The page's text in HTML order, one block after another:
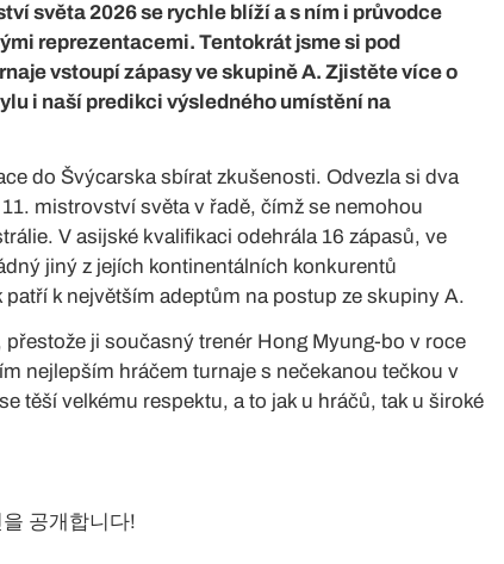
světa 2026 se rychle blíží a s ním i průvodce
reprezentacemi. Tentokrát jsme si pod
vstoupí zápasy ve skupině A. Zjistěte více o
i naší predikci výsledného umístění na
do Švýcarska sbírat zkušenosti. Odvezla si dva
mistrovství světa v řadě, čímž se nemohou
V asijské kvalifikaci odehrála 16 zápasů, ve
jiný z jejích kontinentálních konkurentů
k největším adeptům na postup ze skupiny A.
ji současný trenér Hong Myung-bo v roce
nejlepším hráčem turnaje s nečekanou tečkou v
těší velkému respektu, a to jak u hráčů, tak u široké
공개합니다!